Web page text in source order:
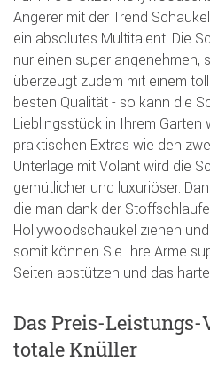
Angerer mit der Trend
ein absolutes Multitalent. Die
nur einen super angenehmen,
überzeugt zudem mit einem
besten Qualität - so kann die
Lieblingsstück in Ihrem Garten
praktischen Extras wie den
Unterlage mit Volant wird die
gemütlicher und luxuriöser.
die man dank der
Hollywoodschaukel ziehen
somit können Sie Ihre Arme
Seiten abstützen und das
Das Preis-
totale Knüller